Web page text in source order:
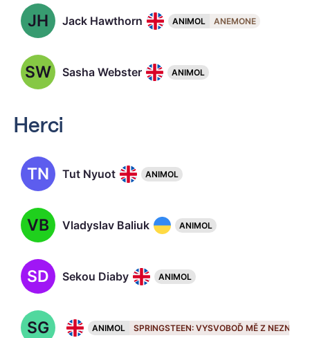
JH Jack Hawthorn ANIMOL ANEMONE
SW Sasha Webster ANIMOL
Herci
TN Tut Nyuot ANIMOL
VB Vladyslav Baliuk ANIMOL
SD Sekou Diaby ANIMOL
SG Stephen Graham, 53
ANIMOL SPRINGSTEEN: VYSVOBOĎ MĚ Z NEZNÁMA